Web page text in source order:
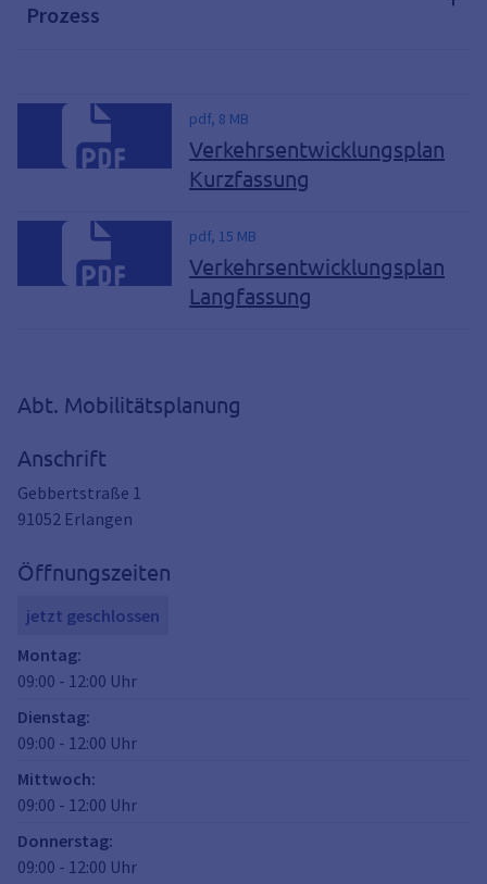
Prozess
pdf, 8 MB
Verkehrsentwicklungsplan
Kurzfassung
pdf, 15 MB
Verkehrsentwicklungsplan
Langfassung
Abt. Mobilitätsplanung
Anschrift
Gebbertstraße 1
91052 Erlangen
Öffnungszeiten
jetzt geschlossen
Montag:
09:00 - 12:00 Uhr
Dienstag:
09:00 - 12:00 Uhr
Mittwoch:
09:00 - 12:00 Uhr
Donnerstag:
09:00 - 12:00 Uhr